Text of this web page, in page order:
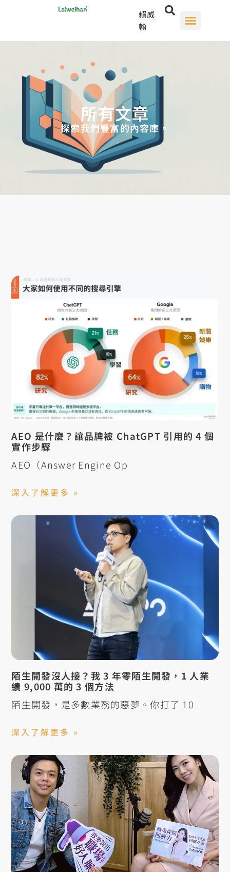
賴威
翰
所有文章
探索我們豐富的內容庫。
AEO 是什麼？讓品牌被 ChatGPT 引用的 4 個
實作步驟
AEO（Answer Engine Op
深入了解更多 »
陌生開發沒人接？我 3 年零陌生開發，1 人業
績 9,000 萬的 3 個方法
陌生開發，是多數業務的惡夢。你打了 10
深入了解更多 »